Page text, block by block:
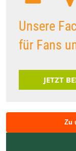
Unsere
für Fans
JETZT
Zu